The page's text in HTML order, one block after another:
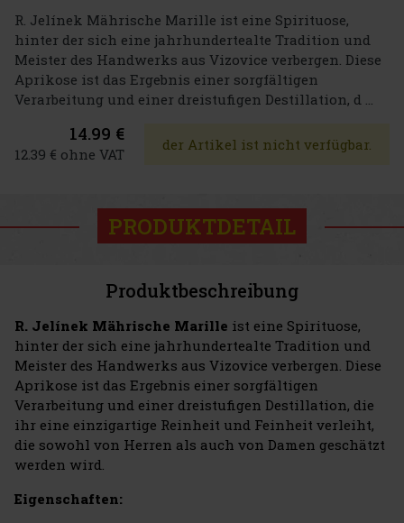
R. Jelínek Mährische Marille ist eine Spirituose,
hinter der sich eine jahrhundertealte Tradition und
Meister des Handwerks aus Vizovice verbergen. Diese
Aprikose ist das Ergebnis einer sorgfältigen
Verarbeitung und einer dreistufigen Destillation, d ...
14.99 €
12.39 € ohne VAT
der Artikel ist nicht verfügbar.
PRODUKTDETAIL
Produktbeschreibung
R. Jelínek Mährische Marille ist eine Spirituose,
hinter der sich eine jahrhundertealte Tradition und
Meister des Handwerks aus Vizovice verbergen. Diese
Aprikose ist das Ergebnis einer sorgfältigen
Verarbeitung und einer dreistufigen Destillation, die
ihr eine einzigartige Reinheit und Feinheit verleiht,
die sowohl von Herren als auch von Damen geschätzt
werden wird.
Eigenschaften: